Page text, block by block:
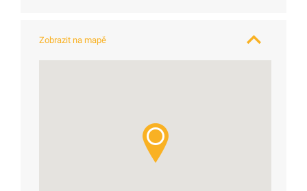
Zobrazit na mapě